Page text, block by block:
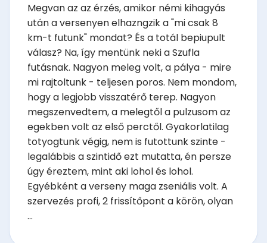
Megvan az az érzés, amikor némi kihagyás
után a versenyen elhazngzik a "mi csak 8
km-t futunk" mondat? És a totál bepiupult
válasz? Na, így mentünk neki a Szufla
futásnak. Nagyon meleg volt, a pálya - mire
mi rajtoltunk - teljesen poros. Nem mondom,
hogy a legjobb visszatérő terep. Nagyon
megszenvedtem, a melegtől a pulzusom az
egekben volt az első perctől. Gyakorlatilag
totyogtunk végig, nem is futottunk szinte -
legalábbis a szintidő ezt mutatta, én persze
úgy éreztem, mint aki lohol és lohol.
Egyébként a verseny maga zseniális volt. A
szervezés profi, 2 frissítőpont a körön, olyan
...